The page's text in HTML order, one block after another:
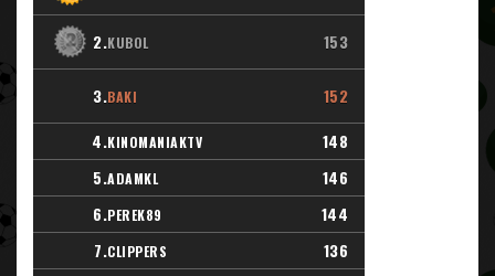
2.KUBOL 153
3.BAKI
152
4.KINOMANIAKTV
148
5.ADAMKL
146
6.PEREK89
144
7.CLIPPERS
136